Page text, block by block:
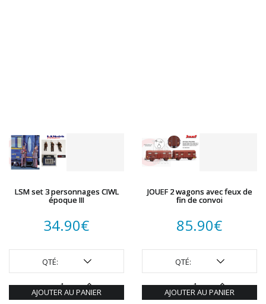
LSM set 3 personnages CIWL
époque III
34.90€
QTÉ:
AJOUTER AU PANIER
JOUEF 2 wagons avec feux de
fin de convoi
85.90€
QTÉ:
AJOUTER AU PANIER